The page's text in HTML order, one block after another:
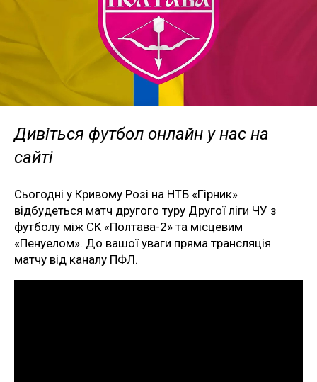
Дивіться футбол онлайн у нас на
сайті
Сьогодні у Кривому Розі на НТБ «Гірник»
відбудеться матч другого туру Другої ліги ЧУ з
футболу між СК «Полтава-2» та місцевим
«Пенуелом». До вашої уваги пряма трансляція
матчу від каналу ПФЛ.